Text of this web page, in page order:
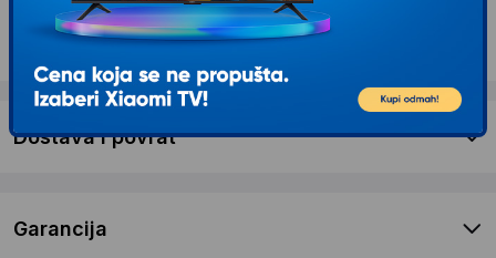
Opis proizvoda ESPERANZA EKC001W MLIN
ZA KAFU BELI
Dostava i povrat
Garancija